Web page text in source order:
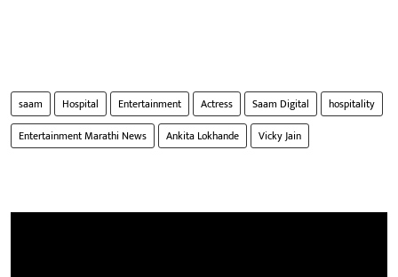
saam Hospital Entertainment Actress Saam Digital
hospitality
Entertainment Marathi News
Ankita Lokhande Vicky Jain